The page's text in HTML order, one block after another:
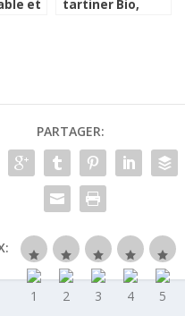
et
tartiner Bio,
PARTAGER: